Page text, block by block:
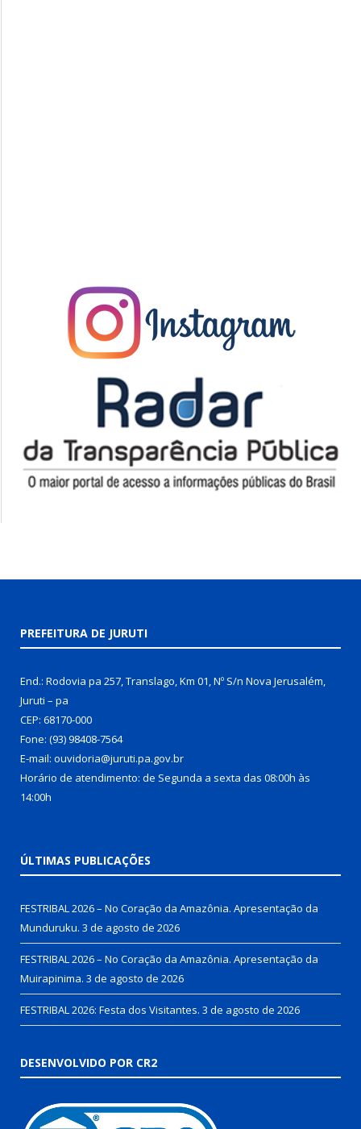
PREFEITURA DE JURUTI
End.: Rodovia pa 257, Translago, Km 01, Nº S/n Nova Jerusalém,
Juruti – pa
CEP: 68170-000
Fone: (93) 98408-7564
E-mail: ouvidoria@juruti.pa.gov.br
Horário de atendimento: de Segunda a sexta das 08:00h às
14:00h
ÚLTIMAS PUBLICAÇÕES
FESTRIBAL 2026 – No Coração da Amazônia. Apresentação da
Munduruku. 3 de agosto de 2026
FESTRIBAL 2026 – No Coração da Amazônia. Apresentação da
Muirapinima. 3 de agosto de 2026
FESTRIBAL 2026: Festa dos Visitantes. 3 de agosto de 2026
DESENVOLVIDO POR CR2